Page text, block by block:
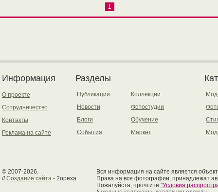
1
Информация
О проекте
Сотрудничество
Контакты
Реклама на сайте
Разделы
Публикации
Новости
Блоги
События
Коллекции
Фотостудии
Обучение
Маркет
© 2007-2026.
//Создание сайта - 2opexa
Вся информация на сайте является
Права на все фотографии, принадлежат
Пожалуйста, прочтите "Условия